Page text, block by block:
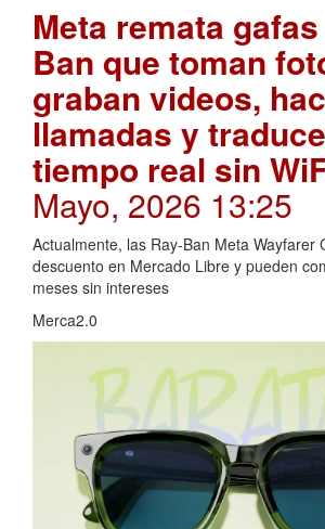
Meta remata
Ban que toman
graban videos,
llamadas y
tiempo real sin
Mayo, 2026 13:25
Actualmente, las Ray-Ban Meta Wayfarer
descuento en Mercado Libre y pueden
meses sin intereses
Merca2.0